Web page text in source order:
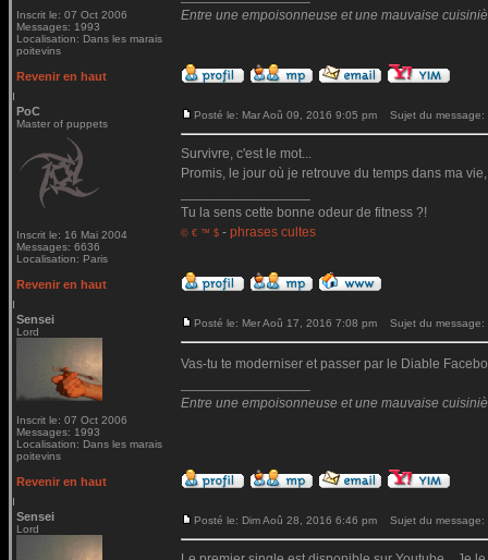
Inscrit le: 07 Oct 2006
Messages: 1993
Localisation: Dans les marais
poitevins
Entre une empoisonneuse et une mauvaise
Revenir en haut
PoC
Master of puppets
Inscrit le: 16 Mai 2004
Messages: 6636
Localisation: Paris
Posté le: Mar Aoû 09, 2016 9:05 pm Sujet du message:
Survivre, c'est le mot...
Promis, le jour où je retrouve du temps dans ma
Tu la sens cette bonne odeur de fitness ?!
© € ™ $ - phrases cultes
Revenir en haut
Sensei
Lord
Inscrit le: 07 Oct 2006
Messages: 1993
Localisation: Dans les marais
poitevins
Posté le: Mer Aoû 17, 2016 7:08 pm Sujet du message:
Vas-tu te moderniser et passer par le Diable
Entre une empoisonneuse et une mauvaise
Revenir en haut
Sensei
Lord
Posté le: Dim Aoû 28, 2016 6:46 pm Sujet du message: